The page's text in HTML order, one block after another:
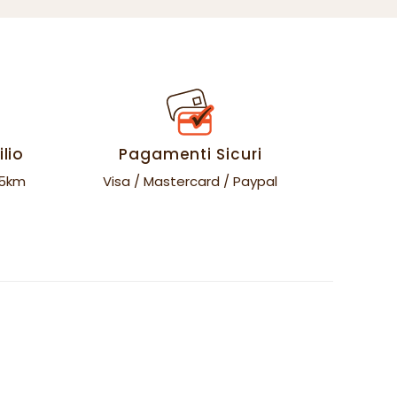
Pagamenti Sicuri
Visa / Mastercard / Paypal